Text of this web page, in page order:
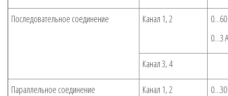
Последовательное соединение Канал 1, 2
0…3 А
Канал 3, 4
Параллельное соединение Канал 1, 2